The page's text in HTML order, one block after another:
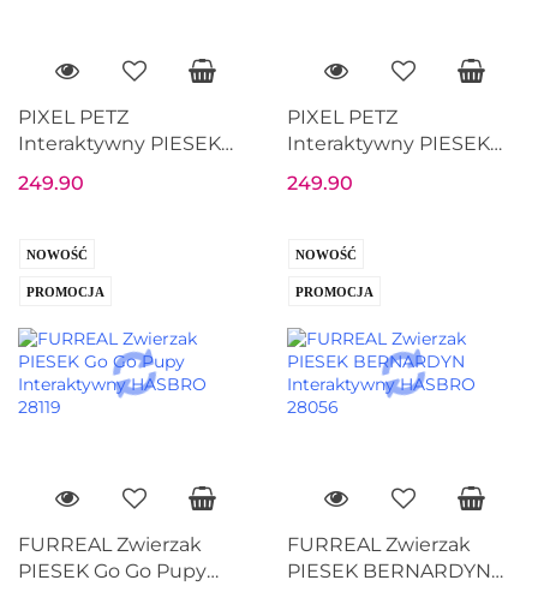
PIXEL PETZ
Interaktywny PIESEK
reakcji MGA
249.90
PIXEL PETZ
Interaktywny PIESEK
540298EUC
249.90
NOWOŚĆ
PROMOCJA
FURREAL Zwierzak
PIESEK Go Go Pupy
NOWOŚĆ
PROMOCJA
FURREAL Zwierzak
PIESEK BERNARDYN